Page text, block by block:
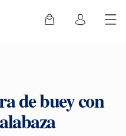
de buey con